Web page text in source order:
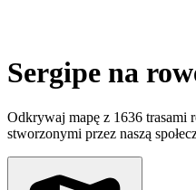
Sergipe na
Odkrywaj mapę z 1636 trasami
stworzonymi przez naszą